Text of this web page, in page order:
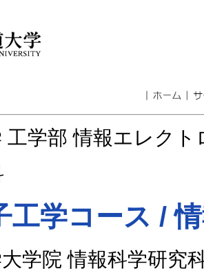
工学部 情報エレクト
工学コース /
学院 情報科学研究